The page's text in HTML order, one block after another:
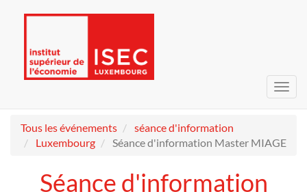
Tous les événements
séance d'information
Luxembourg
Séance d'information Master MIAGE
Séance d'information